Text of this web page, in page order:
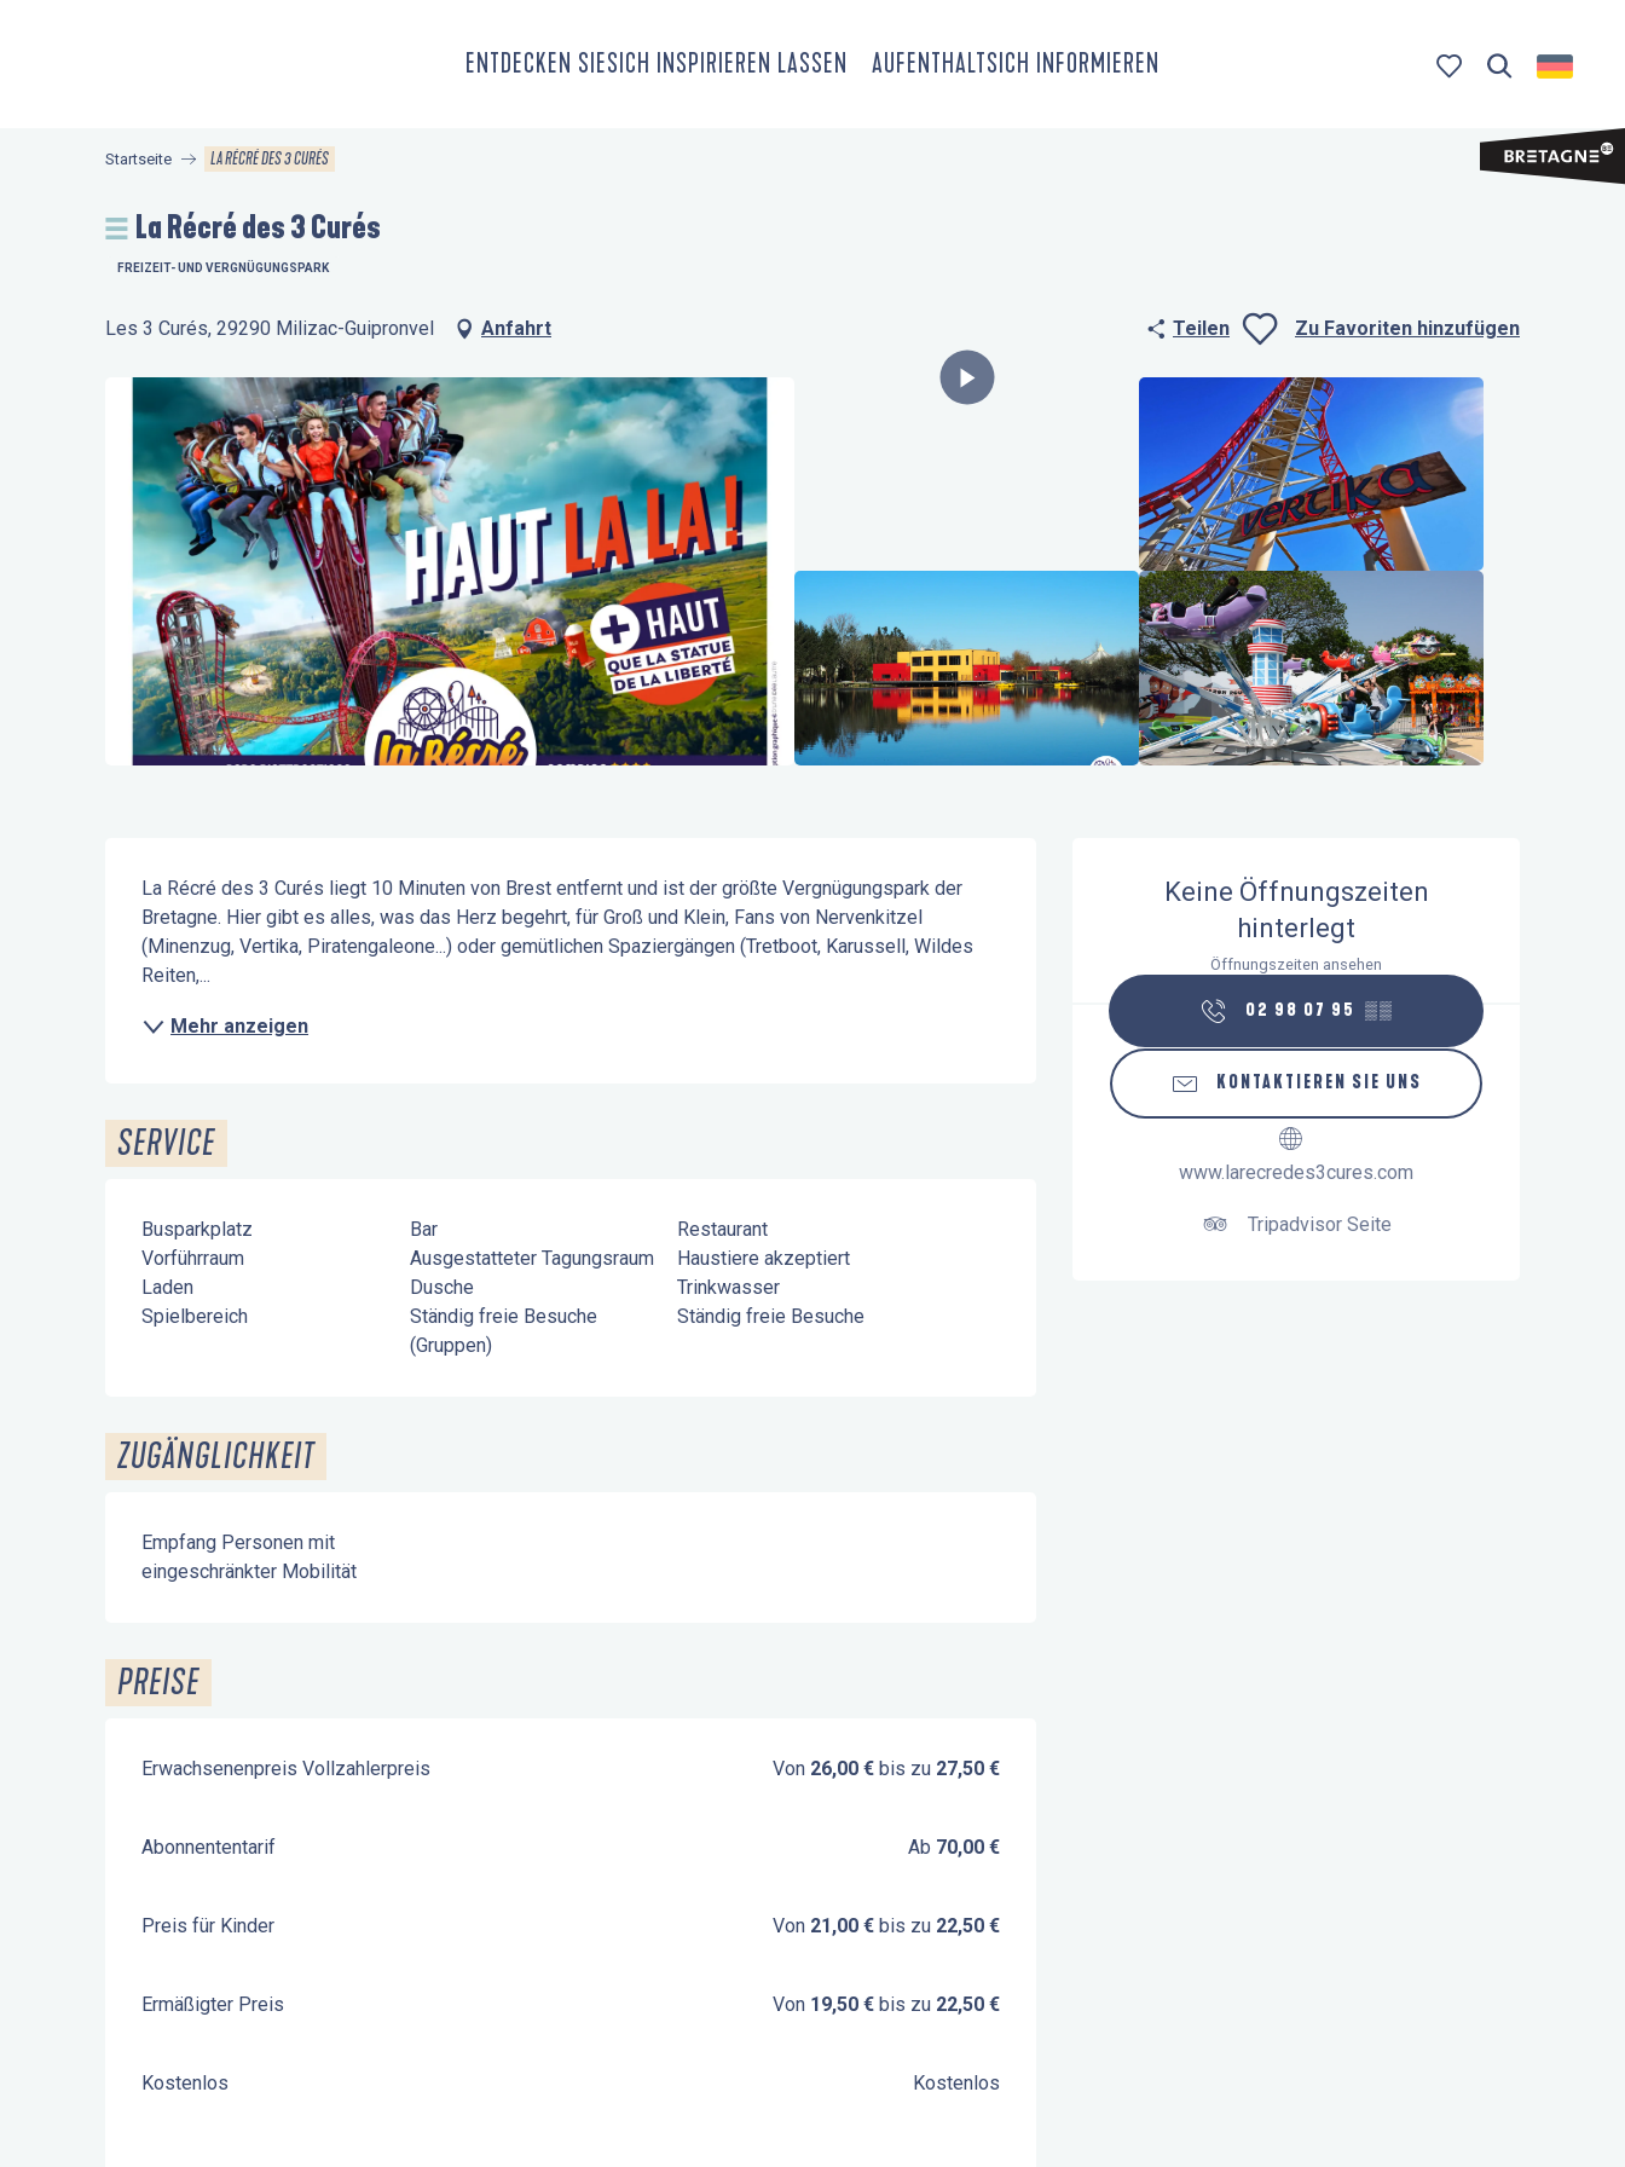
ENTDECKEN SIESICH INSPIRIEREN LASSEN AUFENTHALTSICH INFORMIEREN
Startseite LA RÉCRÉ DES 3 CURÉS
La Récré des 3 Curés
FREIZEIT- UND VERGNÜGUNGSPARK
Les 3 Curés, 29290 Milizac-Guipronvel Anfahrt Teilen
Ajouter aux
Zu Favoriten hinzufügen
Öffnungszeiten & Kontaktdaten
Keine Öffnungszeiten
hinterlegt
Öffnungszeiten ansehen
02 98 07 95 ▒▒
KONTAKTIEREN SIE UNS
www.larecredes3cures.com
Tripadvisor Seite
Beschreibung
La Récré des 3 Curés liegt 10 Minuten von Brest entfernt und ist der größte Vergnügungspark der
Bretagne. Hier gibt es alles, was das Herz begehrt, für Groß und Klein, Fans von Nervenkitzel
(Minenzug, Vertika, Piratengaleone...) oder gemütlichen Spaziergängen (Tretboot, Karussell, Wildes
Reiten,...
Mehr anzeigen
SERVICE
Busparkplatz Bar
Restaurant
Vorführraum
Ausgestatteter Tagungsraum
Haustiere akzeptiert
Laden
Dusche
Trinkwasser
Spielbereich
Ständig freie Besuche
(Gruppen)
Ständig freie Besuche
ZUGÄNGLICHKEIT
Empfang Personen mit
eingeschränkter Mobilität
PREISE
Erwachsenenpreis Vollzahlerpreis Von 26,00 € bis zu 27,50 €
Abonnententarif Ab 70,00 €
Preis für Kinder Von 21,00 € bis zu 22,50 €
Ermäßigter Preis Von 19,50 € bis zu 22,50 €
Kostenlos Kostenlos